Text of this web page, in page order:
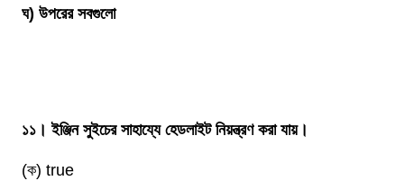
ঘ) উপরের সবগুলো
১১। ইঞ্জিন সুইচের সাহায্যে হেডলাইট নিয়ন্ত্রণ করা যায়।
(ক) true